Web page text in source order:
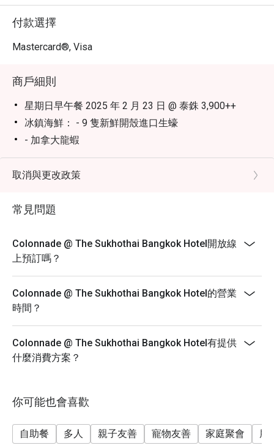
付款選擇
Mastercard®, Visa
商戶細則
星期日早午餐 2025 年 2 月 23 日 @ 泰銖 3,900++
冰鎮海鮮： - 9 隻新鮮開殼進口生蠔
- 加拿大龍蝦
- 阿拉斯加帝王蟹
- 藍蟹
- 蟶子
醋汁
- 吞拿魚醬小牛肉
- 夏洛萊牛柳 | 吞拿魚醬 | 刺山柑 | 刺山柑果 | 微型蔬菜
烤肉： - 烤夏洛萊戰斧牛排 | 約克郡布丁 | 紅酒汁
- 鹽烤原條大西洋三文魚 | 荷蘭醬現場烹飪站： - 龍蝦
- 芝士巡禮
- 拉可雷特芝士
日式特色菜： - 海鮮卷物
- 水牛芝士卷
- 脆皮三文魚卷
取消與更改政策
常見問題
Colonnade @ The Sukhothai Bangkok Hotel開放線
上預訂嗎？
Colonnade @ The Sukhothai Bangkok Hotel的營業
時間？
Colonnade @ The Sukhothai Bangkok Hotel有提供
什麼消費方案？
你可能也會喜歡
自助餐 多人 親子友善 寵物友善 家庭聚會 朋